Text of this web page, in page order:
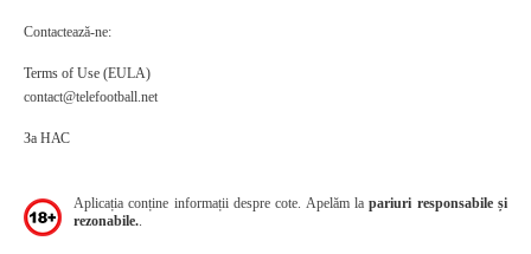
Contactează-ne:
Terms of Use (EULA)
contact@telefootball.net
За НАС
Aplicația conține informații despre cote. Apelăm lapariuri responsabile și
rezonabile.